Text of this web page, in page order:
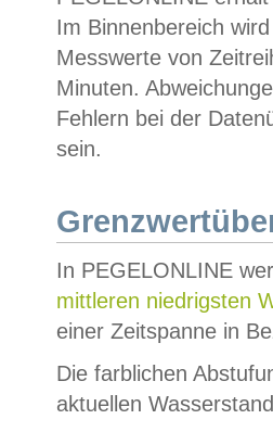
Im Binnenbereich
Messwerte von
Minuten.
Fehlern bei der
sein.
In PEGELONLINE
mittleren niedrigsten
einer Zeitspanne in
Die farblichen
aktuellen